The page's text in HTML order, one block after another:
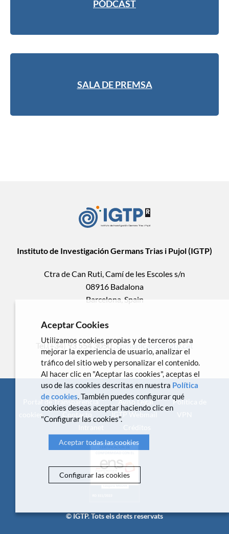
PÒDCAST
SALA DE PREMSA
Instituto de Investigación Germans Trias i Pujol (IGTP)
Ctra de Can Ruti, Camí de les Escoles s/n
08916 Badalona
Barcelona, Spain
Tel.(+34) 93 554 3050 .comunicacio@igtp.cat
Portal de Transparencia Aviso Legal
Política de
cookies
Contacto IGTP Webmail
© IGTP. Tots els drets reservats
Aceptar Cookies
Utilizamos cookies propias y de terceros para
mejorar la experiencia de usuario, analizar el
tráfico del sitio web y personalizar el contenido.
Al hacer clic en "Aceptar las cookies", aceptas el
uso de las cookies descritas en nuestra Política
de cookies. También puedes configurar qué
cookies deseas aceptar haciendo clic en
"Configurar las cookies".
Aceptar todas las cookies
Configurar las cookies